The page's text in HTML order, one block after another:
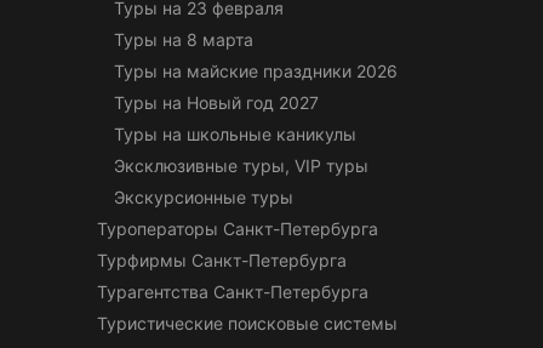
Туры на 23 февраля
Туры на 8 марта
Туры на майские праздники 2026
Туры на Новый год 2027
Туры на школьные каникулы
Эксклюзивные туры, VIP туры
Экскурсионные туры
Туроператоры Санкт-Петербурга
Турфирмы Санкт-Петербурга
Турагентства Санкт-Петербурга
Туристические поисковые системы